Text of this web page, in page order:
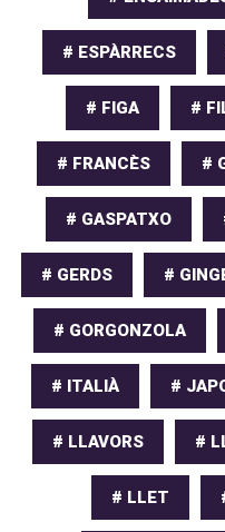
# ESPÀRRECS
# FIGA #
# FRANCÈS #
# GASPATXO
# GERDS #
# GORGONZOLA
# ITALIÀ #
# LLAVORS #
# LLET